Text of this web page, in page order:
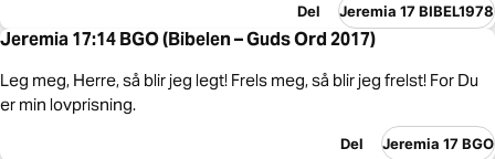
Del Jeremia 17 BIBEL1978
Jeremia 17:14 BGO (Bibelen – Guds Ord 2017)
Leg meg, Herre, så blir jeg legt! Frels meg, så blir jeg frelst! For Du
er min lovprisning.
Del Jeremia 17 BGO